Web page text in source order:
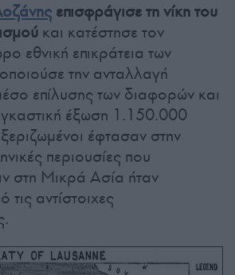
επισφράγισε τη νίκη του
και κατέστησε τον
εθνική επικράτεια των
την ανταλλαγή
επίλυσης των διαφορών και
έξωση 1.150.000
έφτασαν στην
περιουσίες που
στη Μικρά Ασία ήταν
αντίστοιχες